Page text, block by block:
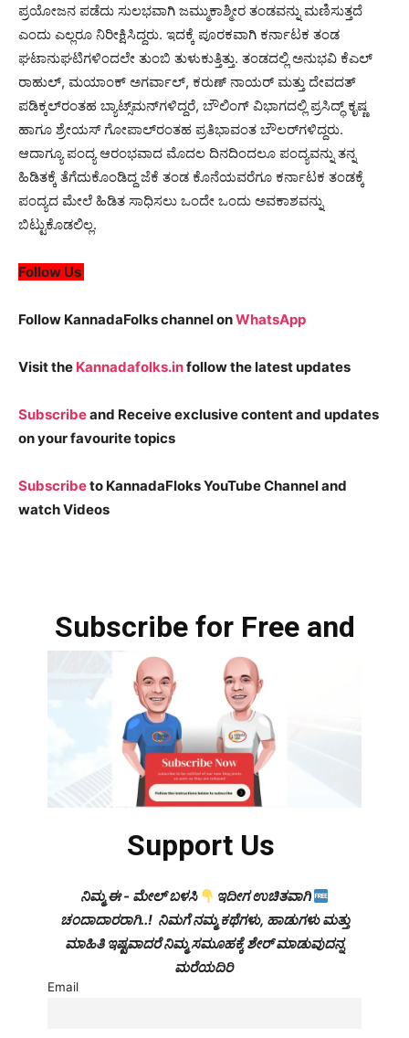
ಪ್ರಯೋಜನ ಪಡೆದು ಸುಲಭವಾಗಿ ಜಮ್ಮುಕಾಶ್ಮೀರ ತಂಡವನ್ನು ಮಣಿಸುತ್ತದೆ
ಎಂದು ಎಲ್ಲರೂ ನಿರೀಕ್ಷಿಸಿದ್ದರು. ಇದಕ್ಕೆ ಪೂರಕವಾಗಿ ಕರ್ನಾಟಕ ತಂಡ
ಘಟಾನುಘಟಿಗಳಿಂದಲೇ ತುಂಬಿ ತುಳುಕುತ್ತಿತ್ತು. ತಂಡದಲ್ಲಿ ಅನುಭವಿ ಕೆಎಲ್
ರಾಹುಲ್, ಮಯಾಂಕ್ ಅಗರ್ವಾಲ್, ಕರುಣ್ ನಾಯರ್ ಮತ್ತು ದೇವದತ್
ಪಡಿಕ್ಕಲ್​ರಂತಹ ಬ್ಯಾಟ್ಸ್​ಮನ್​ಗಳಿದ್ದರೆ, ಬೌಲಿಂಗ್ ವಿಭಾಗದಲ್ಲಿ ಪ್ರಸಿದ್ಧ್ ಕೃಷ್ಣ
ಹಾಗೂ ಶ್ರೇಯಸ್ ಗೋಪಾಲ್​ರಂತಹ ಪ್ರತಿಭಾವಂತ ಬೌಲರ್​ಗಳಿದ್ದರು.
ಆದಾಗ್ಯೂ ಪಂದ್ಯ ಆರಂಭವಾದ ಮೊದಲ ದಿನದಿಂದಲೂ ಪಂದ್ಯವನ್ನು ತನ್ನ
ಹಿಡಿತಕ್ಕೆ ತೆಗೆದುಕೊಂಡಿದ್ದ ಜೆಕೆ ತಂಡ ಕೊನೆಯವರೆಗೂ ಕರ್ನಾಟಕ ತಂಡಕ್ಕೆ
ಪಂದ್ಯದ ಮೇಲೆ ಹಿಡಿತ ಸಾಧಿಸಲು ಒಂದೇ ಒಂದು ಅವಕಾಶವನ್ನು
ಬಿಟ್ಟುಕೊಡಲಿಲ್ಲ.
Follow Us
Follow KannadaFolks channel onWhatsApp
Visit the Kannadafolks.infollow the latest updates
Subscribeand Receive exclusive content and updates
on your favourite topics
Subscribeto KannadaFloks YouTube Channel and
watch Videos
Subscribe for Free and
Support Us
ನಿಮ್ಮ ಈ - ಮೇಲ್ ಬಳಸಿ
ಇದೀಗ ಉಚಿತವಾಗಿ
ಚಂದಾದಾರರಾಗಿ..! ನಿಮಗೆ ನಮ್ಮ ಕಥೆಗಳು, ಹಾಡುಗಳು ಮತ್ತು
ಮಾಹಿತಿ ಇಷ್ಟವಾದರೆ ನಿಮ್ಮ ಸಮೂಹಕ್ಕೆ ಶೇರ್ ಮಾಡುವುದನ್ನ
ಮರೆಯದಿರಿ
Email